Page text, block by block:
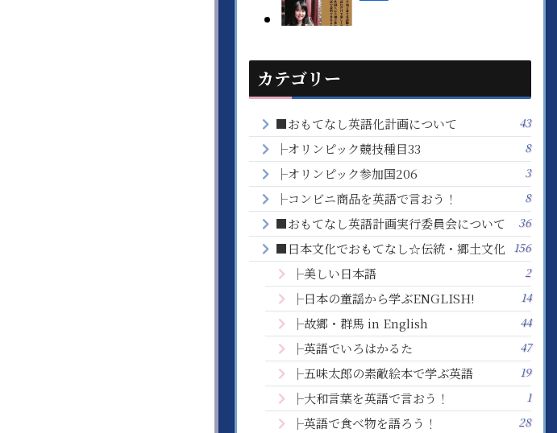
カテゴリー
■おもてなし英語化計画について 43
├オリンピック競技種目33 8
├オリンピック参加国206 3
├コンビニ商品を英語で言おう！ 8
■おもてなし英語計画実行委員会について 36
■日本文化でおもてなし☆伝統・郷土文化 156
├美しい日本語 2
├日本の童謡から学ぶENGLISH! 14
├故郷・群馬 in English 44
├英語でいろはかるた 47
├五味太郎の素敵絵本で学ぶ英語 19
├大和言葉を英語で言おう！ 1
├英語で食べ物を語ろう！ 28